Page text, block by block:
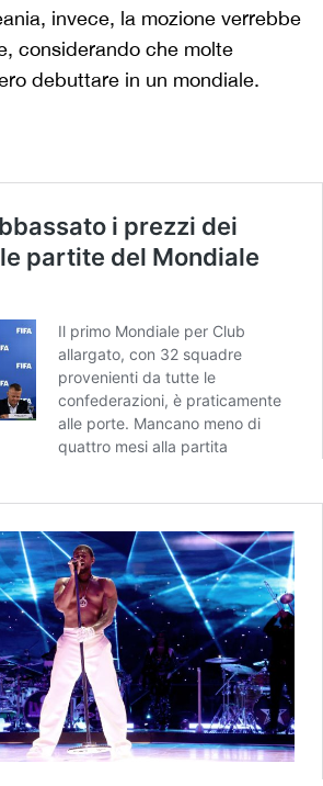
invece, la mozione verrebbe
considerando che molte
debuttare in un mondiale.